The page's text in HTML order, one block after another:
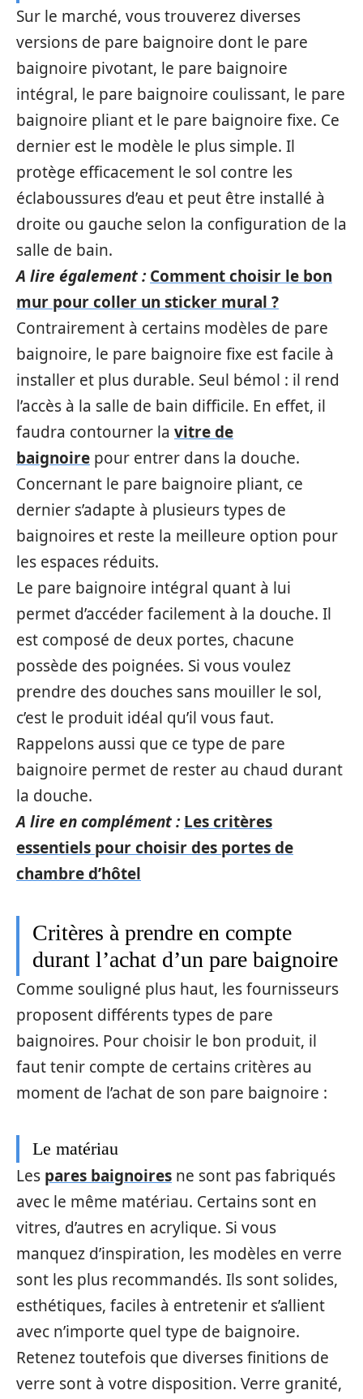
Sur le marché, vous trouverez diverses
versions de pare baignoire dont le pare
baignoire pivotant, le pare baignoire
intégral, le pare baignoire coulissant, le pare
baignoire pliant et le pare baignoire fixe. Ce
dernier est le modèle le plus simple. Il
protège efficacement le sol contre les
éclaboussures d’eau et peut être installé à
droite ou gauche selon la configuration de la
salle de bain.
A lire également : Comment choisir le bon
mur pour coller un sticker mural ?
Contrairement à certains modèles de pare
baignoire, le pare baignoire fixe est facile à
installer et plus durable. Seul bémol : il rend
l’accès à la salle de bain difficile. En effet, il
faudra contourner la vitre de
baignoire pour entrer dans la douche.
Concernant le pare baignoire pliant, ce
dernier s’adapte à plusieurs types de
baignoires et reste la meilleure option pour
les espaces réduits.
Le pare baignoire intégral quant à lui
permet d’accéder facilement à la douche. Il
est composé de deux portes, chacune
possède des poignées. Si vous voulez
prendre des douches sans mouiller le sol,
c’est le produit idéal qu’il vous faut.
Rappelons aussi que ce type de pare
baignoire permet de rester au chaud durant
la douche.
A lire en complément : Les critères
essentiels pour choisir des portes de
chambre d’hôtel
Critères à prendre en compte
durant l’achat d’un pare baignoire
Comme souligné plus haut, les fournisseurs
proposent différents types de pare
baignoires. Pour choisir le bon produit, il
faut tenir compte de certains critères au
moment de l’achat de son pare baignoire :
Le matériau
Les pares baignoires ne sont pas fabriqués
avec le même matériau. Certains sont en
vitres, d’autres en acrylique. Si vous
manquez d’inspiration, les modèles en verre
sont les plus recommandés. Ils sont solides,
esthétiques, faciles à entretenir et s’allient
avec n’importe quel type de baignoire.
Retenez toutefois que diverses finitions de
verre sont à votre disposition. Verre granité,